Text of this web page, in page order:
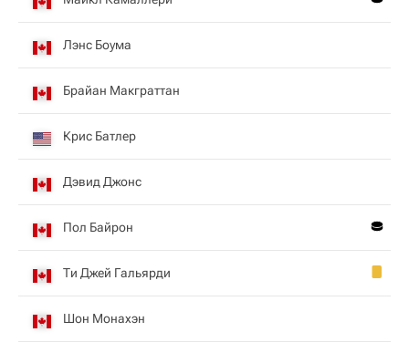
Лэнс Боума
Брайан Макграттан
Крис Батлер
Дэвид Джонс
Пол Байрон
Ти Джей Гальярди
Шон Монахэн